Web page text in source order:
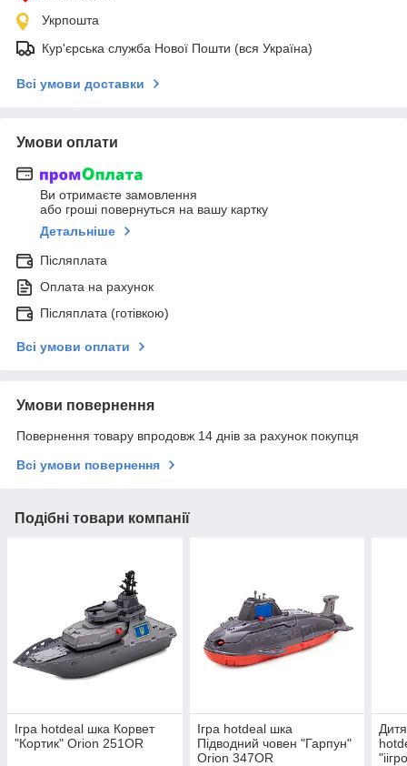
Укрпошта
Кур'єрська служба Нової Пошти (вся Україна)
Всі умови доставки
Умови оплати
Ви отримаєте замовлення
або гроші повернуться на вашу картку
Детальніше
Післяплата
Оплата на рахунок
Післяплата (готівкою)
Всі умови оплати
Умови повернення
Повернення товару впродовж 14 днів за рахунок покупця
Всі умови повернення
Подібні товари компанії
Ігра hotdeal шка Корвет
"Кортик" Orion 251OR
Ігра hotdeal шка
Підводний човен "Гарпун"
Orion 347OR